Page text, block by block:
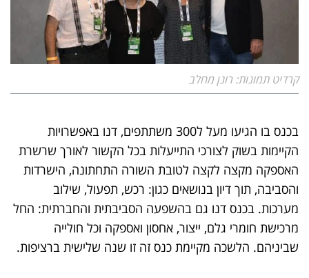
קרדיט תמונות: רונן מחלב
בכנס בו הגיעו מעל ל300 משתתפים, דנו באפשרויות
הקיימות בשוק לצורכי התייעלות בכל הקשור לאורך שרשרת
האספקה מקצה לקצה לטובת השורה התחתונה, הישרדות
והסביבה, תוך דיון בנושאים כגון: רכש, תפעול, שילוב
מערכות. בכנס דנו גם בהשפעה הסביבתית והחברתית: החל
מרכישת חומרי גלם, ייצור, אחסון ואספקה וכל חולייה
שביניהם. הלשכה מקיימת כנס זה זו שנה שלישית ברציפות.